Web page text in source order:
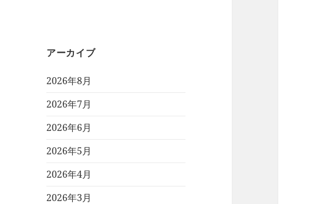
アーカイブ
2026年8月
2026年7月
2026年6月
2026年5月
2026年4月
2026年3月